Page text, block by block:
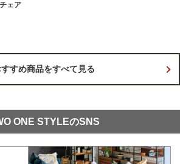
チェア
すすめ商品をすべて見る
ONE STYLEのSNS